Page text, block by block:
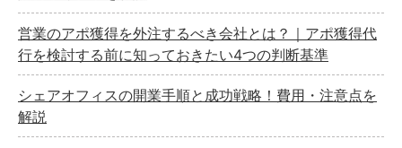
営業のアポ獲得を外注するべき会社とは？｜アポ獲得代
行を検討する前に知っておきたい4つの判断基準
シェアオフィスの開業手順と成功戦略！費用・注意点を
解説